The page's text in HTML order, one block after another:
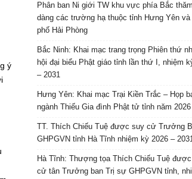
ý
Phân ban Ni giới TW khu vực phía Bắc
dàng các trường hạ thuộc tỉnh Hưng Yên và
phố Hải Phòng
Bắc Ninh: Khai mạc trang trọng Phiên thứ
hội đại biểu Phật giáo tỉnh lần thứ I, nhiệm
– 2031
Hưng Yên: Khai mạc Trại Kiền Trắc – Họp
ngành Thiếu Gia đình Phật tử tỉnh năm 2026
TT. Thích Chiếu Tuệ được suy cử Trưởng
GHPGVN tỉnh Hà Tĩnh nhiệm kỳ 2026 –
Hà Tĩnh: Thượng tọa Thích Chiếu Tuệ
cử tân Trưởng ban Trị sự GHPGVN tỉnh,